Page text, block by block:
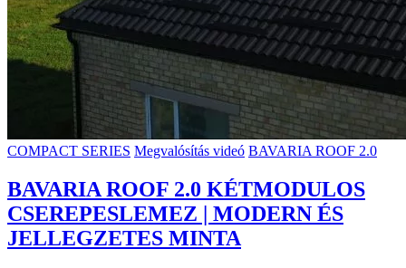
COMPACT SERIES Megvalósítás videó BAVARIA ROOF 2.0
BAVARIA ROOF 2.0 KÉTMODULOS
CSEREPESLEMEZ | MODERN ÉS
JELLEGZETES MINTA